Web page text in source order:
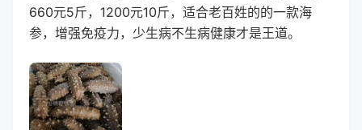
660元5斤，1200元10斤，适合老百姓的的一款海
参，增强免疫力，少生病不生病健康才是王道。